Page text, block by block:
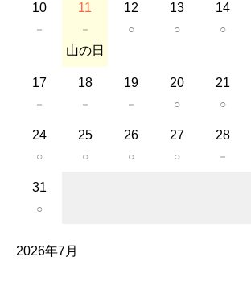
10
－
11
－
山の日
12
○
13
○
14
○
17
－
18
－
19
－
20
○
21
○
24
○
25
○
26
○
27
○
28
－
31
○
2026年7月